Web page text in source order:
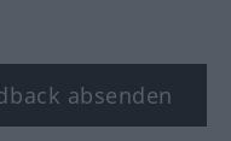
absenden